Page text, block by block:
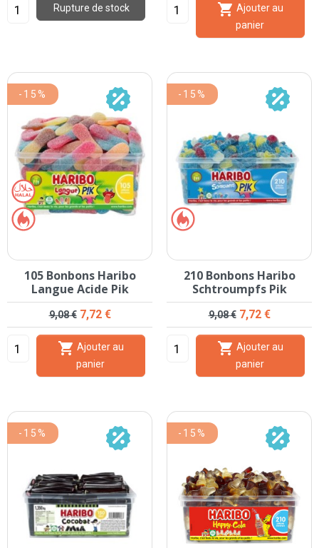
Rupture de stock 
panier
105 Bonbons Haribo
Langue Acide Pik
Prix de base
9,08 € Prix
7,72 €

panier
-15%
210 Bonbons Haribo
Schtroumpfs Pik
Prix de base
9,08 € Prix
7,72 €

panier
-15%
-15% -15%